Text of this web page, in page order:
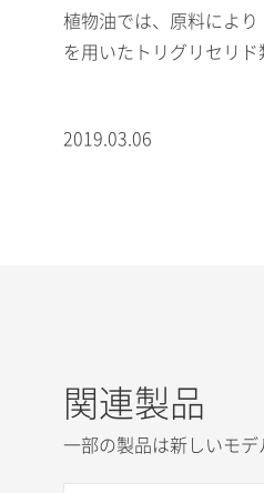
植物油では、原料によ
を用いたトリグリセリド
2019.03.06
関連製品
一部の製品は新しいモデ